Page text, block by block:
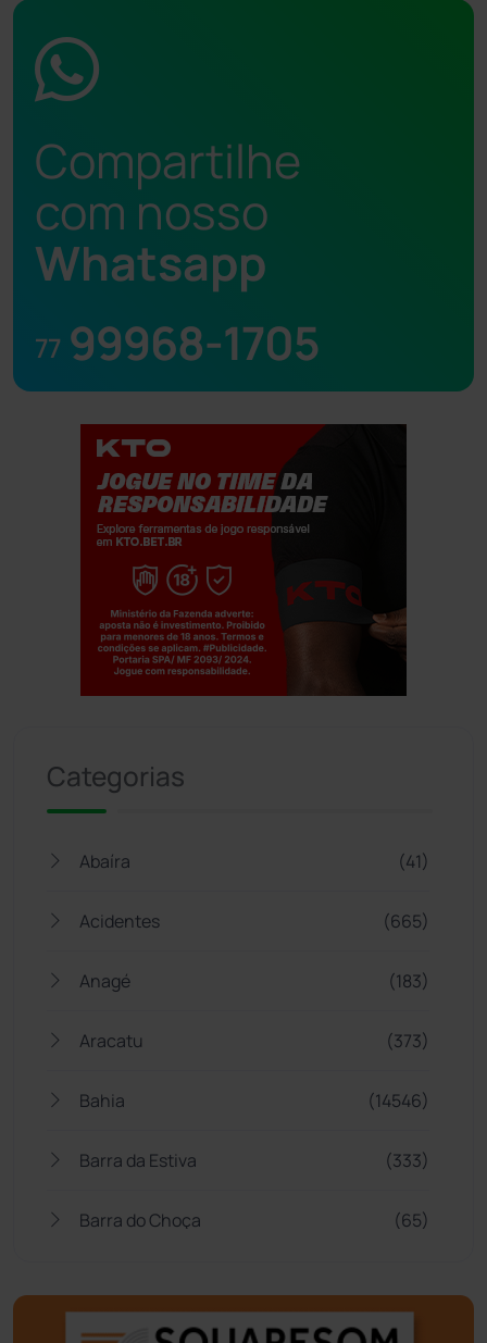
Compartilhe
com nosso
Whatsapp
77 99968-1705
Categorias
Abaíra (41)
Acidentes (665)
Anagé (183)
Aracatu (373)
Bahia (14546)
Barra da Estiva (333)
Barra do Choça (65)